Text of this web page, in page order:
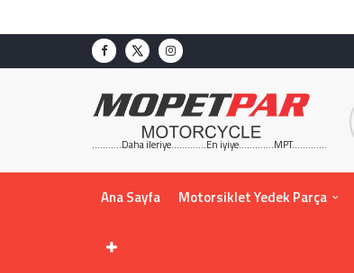
...........Daha ileriye.............En iyiye.............MPT.............
Ana Sayfa Motorsiklet Yedek Parça